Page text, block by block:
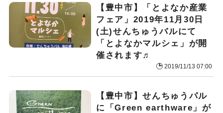
【豊中市】「とよなか産業
フェア」2019年11月30日
(土)せんちゅうバルにて
「とよなかマルシェ」が開
催されます♬
2019/11/13 07:00
【豊中市】せんちゅうパル
に「Green earthware」が